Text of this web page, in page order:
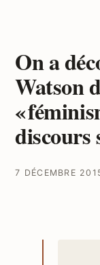
On a
Watson
«
discours
7 DÉCEMBRE